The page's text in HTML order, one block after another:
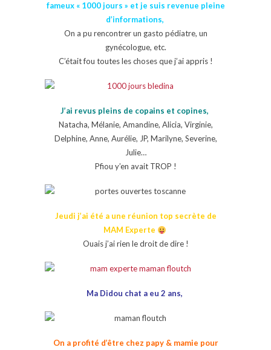
fameux « 1000 jours » et je suis revenue pleine
d’informations,
On a pu rencontrer un gasto pédiatre, un
gynécologue, etc.
C’était fou toutes les choses que j’ai appris !
J’ai revus pleins de copains et copines,
Natacha, Mélanie, Amandine, Alicia, Virginie,
Delphine, Anne, Aurélie, JP, Marilyne, Severine,
Julie…
Pfiou y’en avait TROP !
Jeudi j’ai été a une réunion top secrète de
MAM Experte
Ouais j’ai rien le droit de dire !
Ma Didou chat a eu 2 ans,
On a profité d’être chez papy & mamie pour